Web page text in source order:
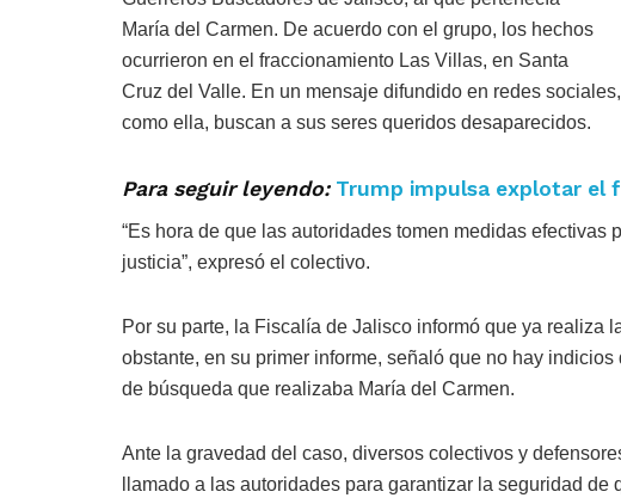
María del Carmen. De acuerdo con el grupo, los hechos
ocurrieron en el fraccionamiento Las Villas, en Santa
Cruz del Valle. En un mensaje difundido en redes
como ella, buscan a sus seres queridos desaparecidos.
Para seguir leyendo: Trump impulsa explotar el
“Es hora de que las autoridades tomen medidas efectivas
justicia”, expresó el colectivo.
Por su parte, la Fiscalía de Jalisco informó que ya realiza
obstante, en su primer informe, señaló que no hay
de búsqueda que realizaba María del Carmen.
Ante la gravedad del caso, diversos colectivos y
llamado a las autoridades para garantizar la seguridad